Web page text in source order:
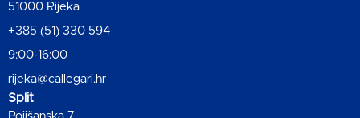
51000 Rijeka
+385 (51) 330 594
9:00-16:00
rijeka@callegari.hr
Split